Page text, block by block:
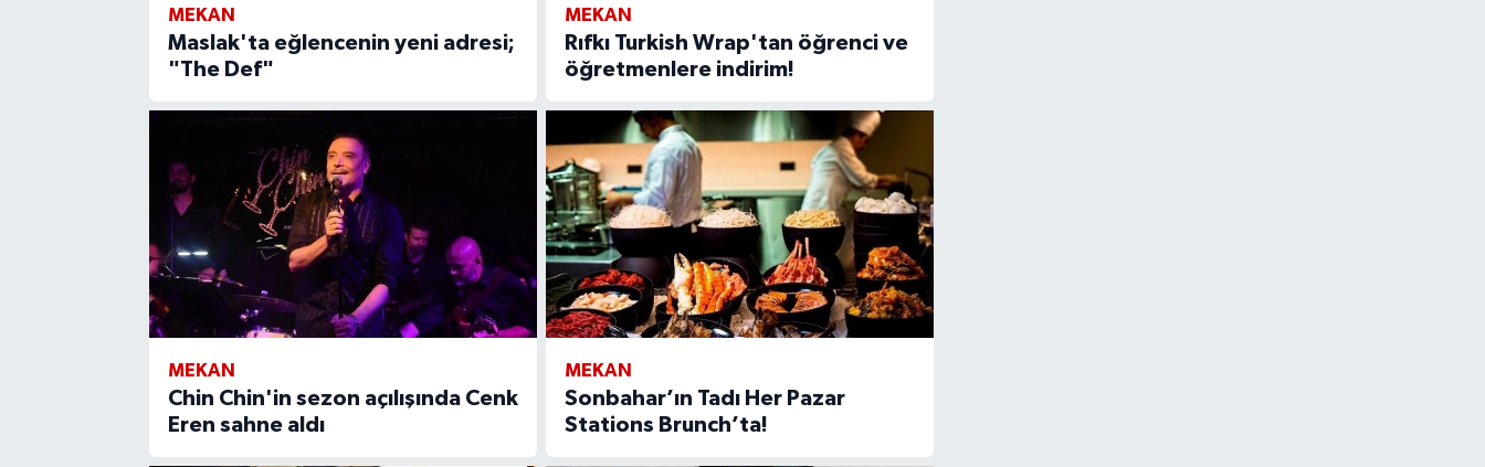
MEKAN
Maslak'ta eğlencenin yeni adresi;
"The Def"
MEKAN
Rıfkı Turkish Wrap'tan öğrenci ve
öğretmenlere indirim!
MEKAN
Chin Chin'in sezon açılışında Cenk
Eren sahne aldı
MEKAN
Sonbahar’ın Tadı Her Pazar
Stations Brunch’ta!